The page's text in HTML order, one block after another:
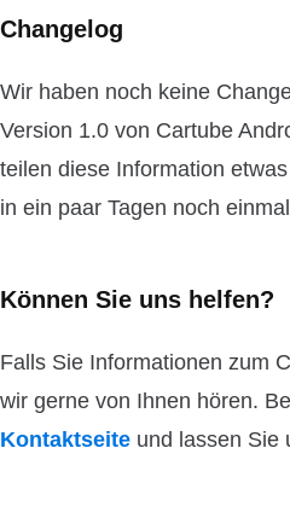
Changelog
Wir haben noch keine
Version 1.0 von Cartube
teilen diese Information
in ein paar Tagen noch
Können Sie uns helfen?
Falls Sie Informationen zum
wir gerne von Ihnen hören.
Kontaktseite und lassen Sie